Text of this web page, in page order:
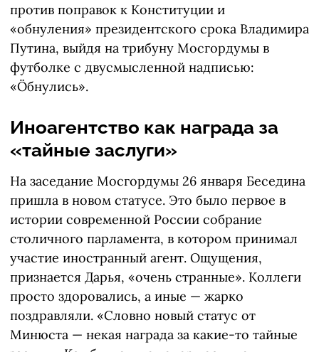
против поправок к Конституции и
«обнуления» президентского срока Владимира
Путина, выйдя на трибуну Мосгордумы в
футболке с двусмысленной надписью:
«Öбнулись».
Иноагентство как награда за
«тайные заслуги»
На заседание Мосгордумы 26 января Беседина
пришла в новом статусе. Это было первое в
истории современной России собрание
столичного парламента, в котором принимал
участие иностранный агент. Ощущения,
признается Дарья, «очень странные». Коллеги
просто здоровались, а иные — жарко
поздравляли. «Словно новый статус от
Минюста — некая награда за какие-то тайные